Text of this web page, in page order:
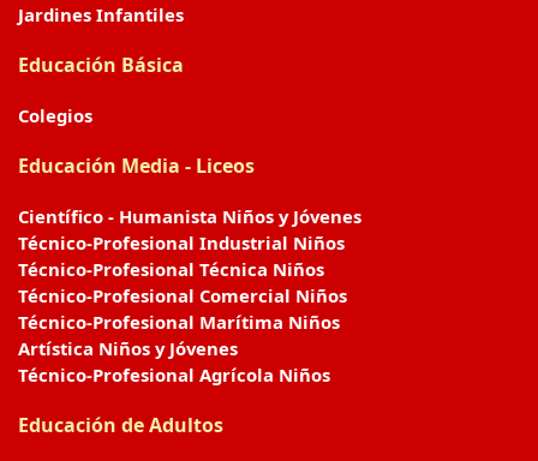
Jardines Infantiles
Educación Básica
Colegios
Educación Media - Liceos
Científico - Humanista Niños y Jóvenes
Técnico-Profesional Industrial Niños
Técnico-Profesional Técnica Niños
Técnico-Profesional Comercial Niños
Técnico-Profesional Marítima Niños
Artística Niños y Jóvenes
Técnico-Profesional Agrícola Niños
Educación de Adultos